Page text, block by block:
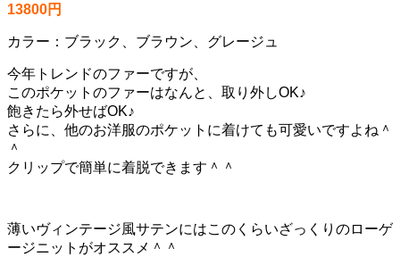
13800円
カラー：ブラック、ブラウン、グレージュ
今年トレンドのファーですが、
このポケットのファーはなんと、取り外しOK♪
飽きたら外せばOK♪
さらに、他のお洋服のポケットに着けても可愛いですよね＾
＾
クリップで簡単に着脱できます＾＾
薄いヴィンテージ風サテンにはこのくらいざっくりのローゲ
ージニットがオススメ＾＾